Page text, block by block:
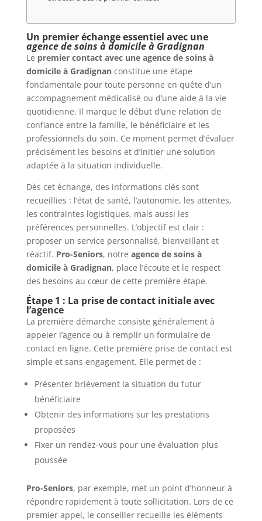
Un premier échange essentiel avec une
agence de soins à domicile à Gradignan
Le premier contact avec une agence de soins à
domicile à Gradignanconstitue une étape
fondamentale pour toute personne en quête d’un
accompagnement médicalisé ou d’une aide à la vie
quotidienne. Il marque le début d’une relation de
confiance entre la famille, le bénéficiaire et les
professionnels du soin. Ce moment permet d’évaluer
précisément les besoins et d’initier une solution
adaptée à la situation individuelle.
Dès cet échange, des informations clés sont
recueillies : l’état de santé, l’autonomie, les attentes,
les contraintes logistiques, mais aussi les
préférences personnelles. L’objectif est clair :
proposer un service personnalisé, bienveillant et
réactif. Pro-Seniors, notre agence de soins à
domicile à Gradignan, place l’écoute et le respect
des besoins au cœur de cette première étape.
Étape 1 : La prise de contact initiale avec
l’agence
La première démarche consiste généralement à
appeler l’agence ou à remplir un formulaire de
contact en ligne. Cette première prise de contact est
simple et sans engagement. Elle permet de :
Présenter brièvement la situation du futur
bénéficiaire
Obtenir des informations sur les prestations
proposées
Fixer un rendez-vous pour une évaluation plus
poussée
Pro-Seniors, par exemple, met un point d’honneur à
répondre rapidement à toute sollicitation. Lors de ce
premier appel, le conseiller recueille les éléments